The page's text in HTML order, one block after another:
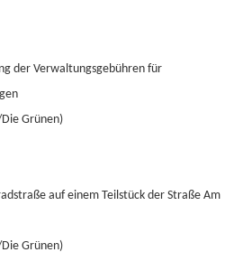
der Verwaltungsgebühren für
Grünen)
auf einem Teilstück der Straße Am
Grünen)